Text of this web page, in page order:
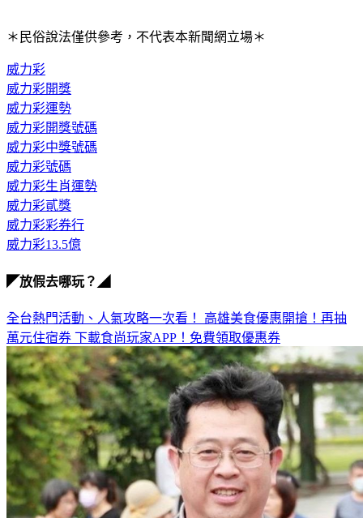
＊民俗說法僅供參考，不代表本新聞網立場＊
威力彩
威力彩開獎
威力彩運勢
威力彩開獎號碼
威力彩中獎號碼
威力彩號碼
威力彩生肖運勢
威力彩貳獎
威力彩彩券行
威力彩13.5億
◤放假去哪玩？◢
全台熱門活動、人氣攻略一次看！ 高雄美食優惠開搶！再抽
萬元住宿券 下載食尚玩家APP！免費領取優惠券